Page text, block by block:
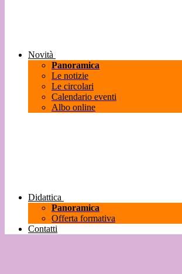
Novità
Panoramica
Le notizie
Le circolari
Calendario eventi
Albo online
Didattica
Panoramica
Offerta formativa
Contatti